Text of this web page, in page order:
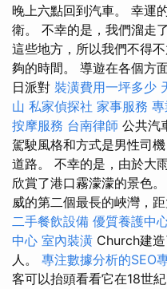
晚上六點回到汽車。 幸運
衛。 不幸的是，我們溜走
這些地方，所以我們不得
夠的時間。 導遊在各個方
日派對 裝潢費用一坪多少
山 私家偵探社 家事服務
按摩服務 台南律師 公共汽
駕駛風格和方式是男性司
道路。 不幸的是，由於大
欣賞了港口霧濛濛的景色。
威的第二個最長的峽灣，
二手餐飲設備 優質養護中
中心 室內裝潢 Church建
人。 專注數據分析的SEO
客可以抬頭看看它在18世